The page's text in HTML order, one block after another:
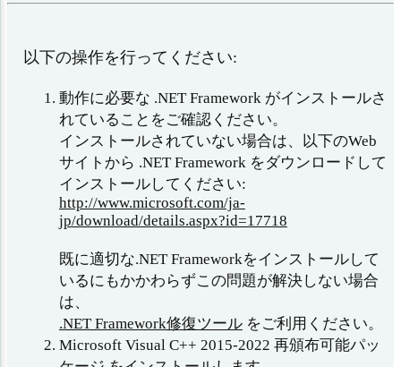
以下の操作を行ってください:
動作に必要な .NET Framework がインストールさ
れていることをご確認ください。
インストールされていない場合は、以下のWeb
サイトから .NET Framework をダウンロードして
インストールしてください:
http://www.microsoft.com/ja-
jp/download/details.aspx?id=17718
既に適切な.NET Frameworkをインストールして
いるにもかかわらずこの問題が解決しない場合
は、
.NET Framework修復ツールをご利用ください。
Microsoft Visual C++ 2015-2022 再頒布可能パッ